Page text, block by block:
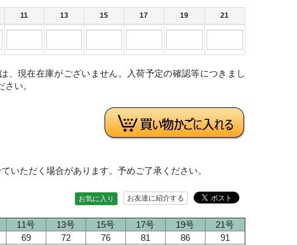
11 13 15 17 19 21
、現在在庫がございません。入荷予定の確認等につきまし
い。
いただく場合があります。予めご了承ください。
お友達に紹介する
お気に入り
11号 13号 15号 17号 19号
21号
69 72 76 81 86
91